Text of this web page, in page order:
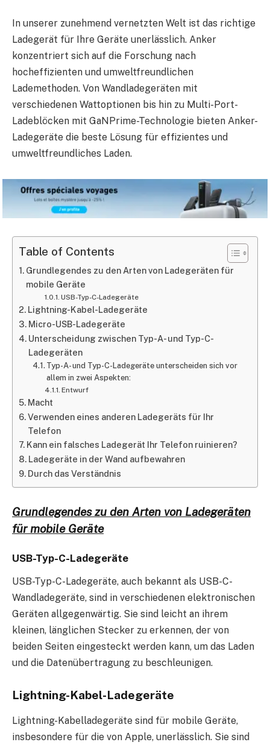
In unserer zunehmend vernetzten Welt ist das richtige
Ladegerät für Ihre Geräte unerlässlich. Anker
konzentriert sich auf die Forschung nach
hocheffizienten und umweltfreundlichen
Lademethoden. Von Wandladegeräten mit
verschiedenen Wattoptionen bis hin zu Multi-Port-
Ladeblöcken mit GaNPrime-Technologie bieten Anker-
Ladegeräte die beste Lösung für effizientes und
umweltfreundliches Laden.
Table of Contents
Grundlegendes zu den Arten von Ladegeräten für
mobile Geräte
USB-Typ-C-Ladegeräte
Lightning-Kabel-Ladegeräte
Micro-USB-Ladegeräte
Unterscheidung zwischen Typ-A- und Typ-C-
Ladegeräten
Typ-A- und Typ-C-Ladegeräte unterscheiden sich vor
allem in zwei Aspekten:
Entwurf
Macht
Verwenden eines anderen Ladegeräts für Ihr
Telefon
Kann ein falsches Ladegerät Ihr Telefon ruinieren?
Ladegeräte in der Wand aufbewahren
Durch das Verständnis
Grundlegendes zu den Arten von Ladegeräten
für mobile Geräte
USB-Typ-C-Ladegeräte
USB-Typ-C-Ladegeräte, auch bekannt als USB-C-
Wandladegeräte, sind in verschiedenen elektronischen
Geräten allgegenwärtig. Sie sind leicht an ihrem
kleinen, länglichen Stecker zu erkennen, der von
beiden Seiten eingesteckt werden kann, um das Laden
und die Datenübertragung zu beschleunigen.
Lightning-Kabel-Ladegeräte
Lightning-Kabelladegeräte sind für mobile Geräte,
insbesondere für die von Apple, unerlässlich. Sie sind